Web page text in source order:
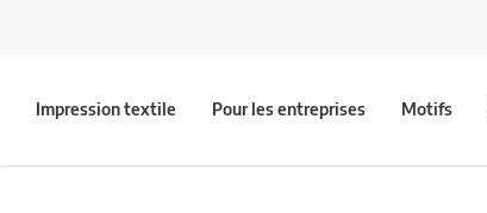
Impression textile Pour les entreprises Motifs